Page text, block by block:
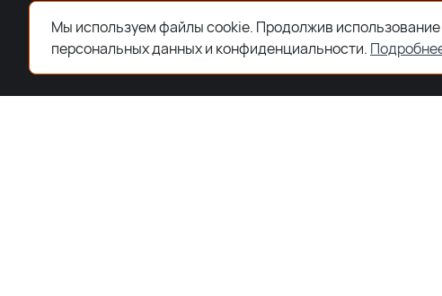
Мы используем файлы cookie. Продолжив
персональных данных и конфиденциальности.